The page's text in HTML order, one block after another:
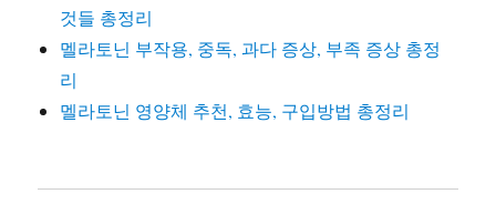
것들 총정리
멜라토닌 부작용, 중독, 과다 증상, 부족 증상 총정
리
멜라토닌 영양체 추천, 효능, 구입방법 총정리